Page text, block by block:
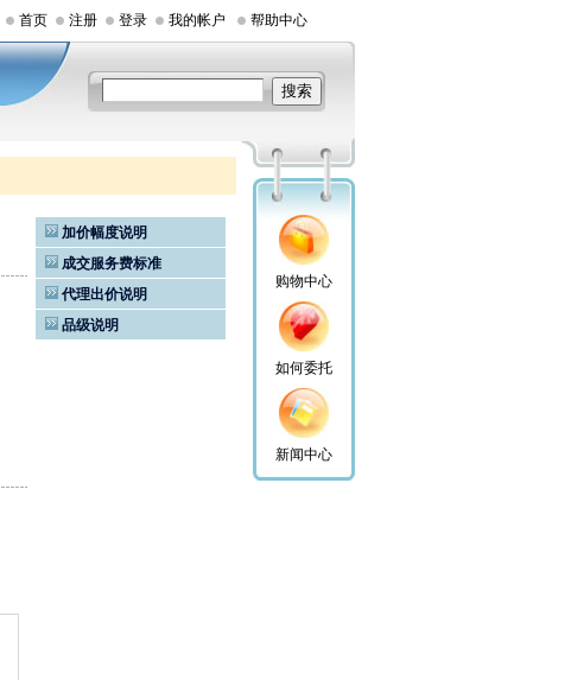
首页 注册 登录 我的帐户 帮助中心
购物中心
如何委托
新闻中心
加价幅度说明
成交服务费标准
代理出价说明
品级说明